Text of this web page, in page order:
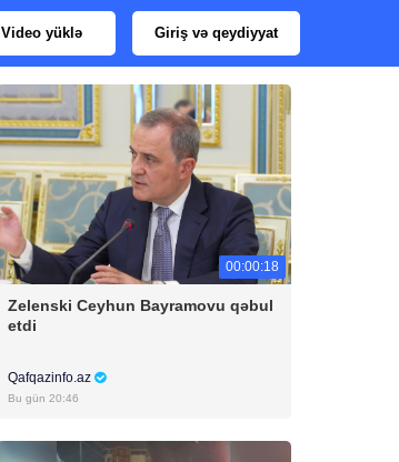
Video yüklə Giriş və qeydiyyat
00:00:18
Zelenski Ceyhun Bayramovu qəbul
etdi
Qafqazinfo.az
Bu gün 20:46